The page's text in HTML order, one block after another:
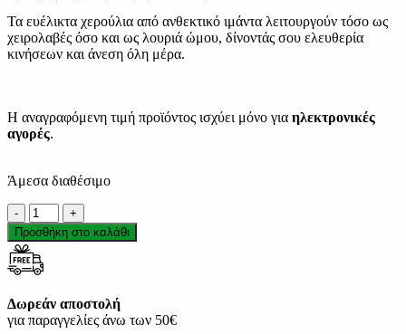
Τα ευέλικτα χερούλια από ανθεκτικό ιμάντα λειτουργούν τόσο ως
χειρολαβές όσο και ως λουριά ώμου, δίνοντάς σου ελευθερία
κινήσεων και άνεση όλη μέρα.
Η αναγραφόμενη τιμή προϊόντος ισχύει μόνο για ηλεκτρονικές
αγορές.
Άμεσα διαθέσιμο
Puma
Pop
Tote
Shopper
Bag
Τσάντα
Ώμου
Προσθήκη στο καλάθι
Δωρεάν αποστολή
για παραγγελίες άνω των 50€